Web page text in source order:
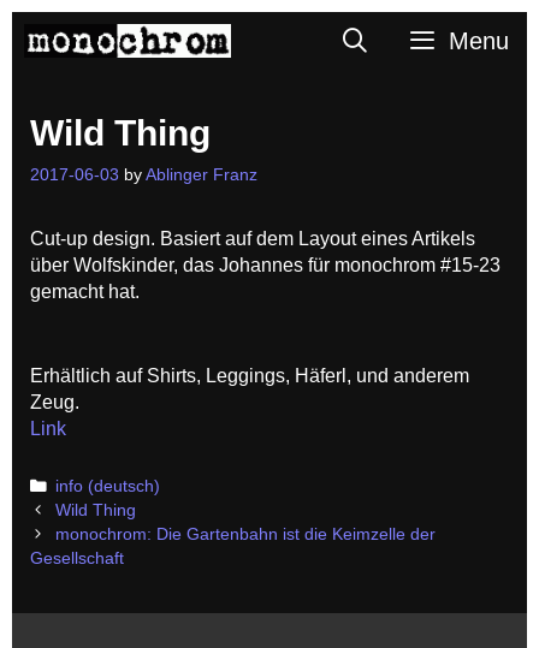
SearchMenu
Wild Thing
2017-06-03 by Ablinger Franz
Cut-up design. Basiert auf dem Layout eines Artikels
über Wolfskinder, das Johannes für monochrom #15-23
gemacht hat.
Erhältlich auf Shirts, Leggings, Häferl, und anderem
Zeug.
Link
Categories
info (deutsch)
Post
navigation
Wild Thing
monochrom: Die Gartenbahn ist die Keimzelle der
Gesellschaft